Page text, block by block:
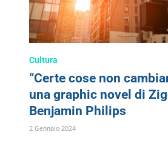
Cultura
“Certe cose non
una graphic novel di
Benjamin Philips
2 Gennaio 2024